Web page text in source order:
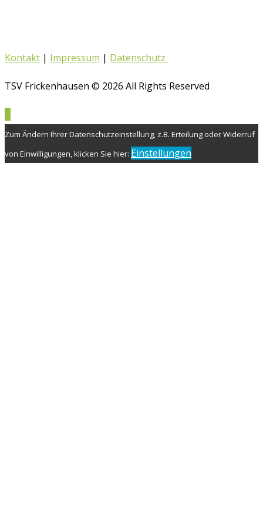
Kontakt | Impressum | Datenschutz
TSV Frickenhausen © 2026 All Rights Reserved
Zum Ändern Ihrer Datenschutzeinstellung, z.B. Erteilung oder Widerruf
von Einwilligungen, klicken Sie hier: Einstellungen